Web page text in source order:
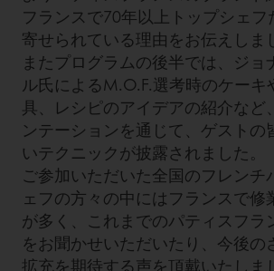
フランスで70年以上トップシェ
寄せられている理由をお伝えしま
またプログラムの後半では、ジョ
ル氏によるM.O.F.選考時のケーキ
具、レシピのアイデアの紹介など
ンテーションを通じて、ゲストの
いテクニックが披露されました。
ご参加いただいた全国のフレンチ
ェフの方々の中にはフランスで修
が多く、これまでのパティスフラ
をお聞かせいただいたり、今後の
拡充を期待する声を頂戴いたしま